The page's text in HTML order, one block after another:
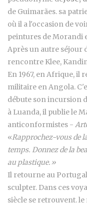
de Guimarães. sa
où il a l'occasion de
peintures de Morandi
Après un autre séjour
rencontre Klee,
En 1967, en Afrique, il
militaire en Angola.
débute son incursion
à Luanda, il publie le
anticonformistes -
«Rapprochez-vous de
temps. Donnez de la
au plastique.»
Il retourne au Portugal
sculpter. Dans ces
siècle se retrouvent. le